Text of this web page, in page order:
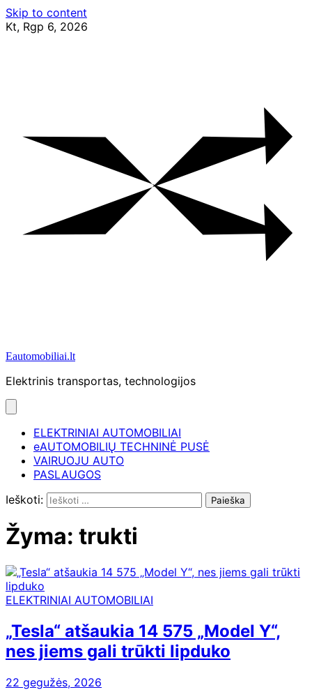
Skip to content
Kt, Rgp 6, 2026
Eautomobiliai.lt
Elektrinis transportas, technologijos
ELEKTRINIAI AUTOMOBILIAI
eAUTOMOBILIŲ TECHNINĖ PUSĖ
VAIRUOJU AUTO
PASLAUGOS
Ieškoti:
Žyma: trukti
ELEKTRINIAI AUTOMOBILIAI
„Tesla“ atšaukia 14 575 „Model Y“,
nes jiems gali trūkti lipduko
22 gegužės, 2026